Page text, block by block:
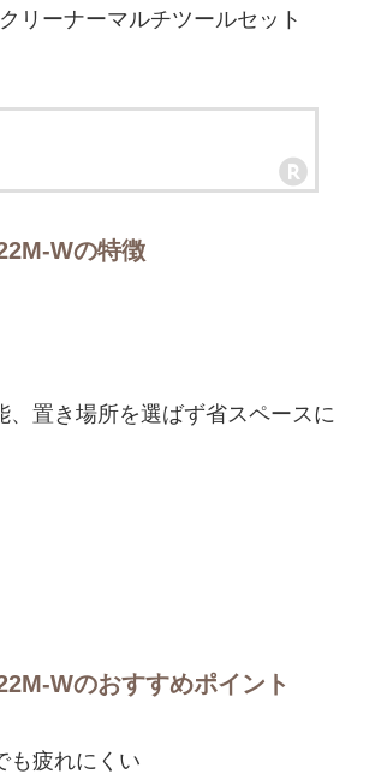
リーナーマルチツールセット
Wの特徴
置き場所を選ばず省スペースに
Wのおすすめポイント
も疲れにくい